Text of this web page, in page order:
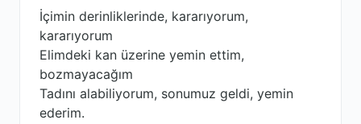
İçimin derinliklerinde, kararıyorum,
kararıyorum
Elimdeki kan üzerine yemin ettim,
bozmayacağım
Tadını alabiliyorum, sonumuz geldi, yemin
ederim.